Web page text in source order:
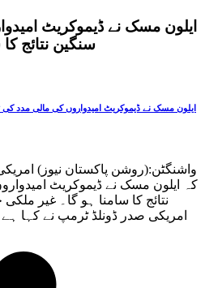
ایلون مسک نے ڈیموکریٹ
سنگین نتائج
ایلون مسک نے ڈیموکریٹ امیدواروں کی مالی مدد کی
واشنگٹن:(روشن پاکستان نیوز)
کہ ایلون مسک نے ڈیموکریٹ
نتائج کا سامنا ہو گا۔ غیر
امریکی صدر ڈونلڈ ٹرمپ نے کہا